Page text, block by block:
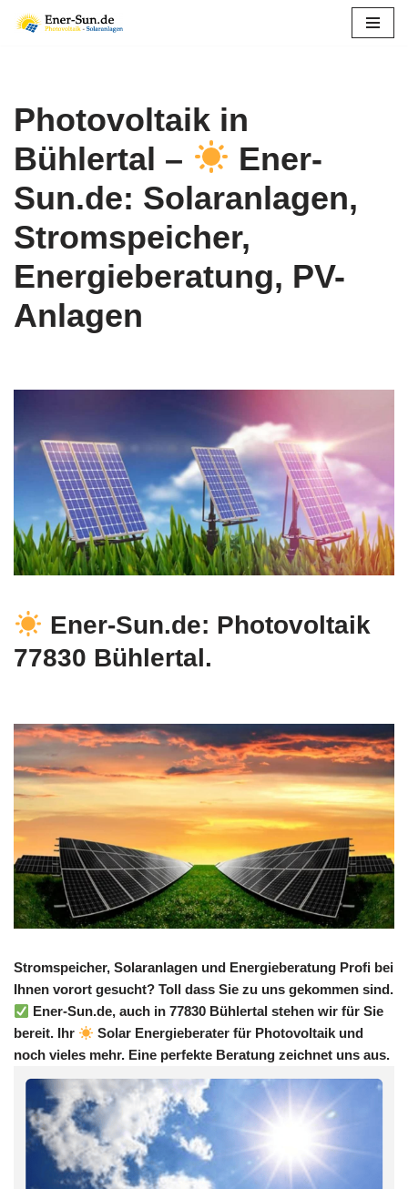
Photovoltaik in
Bühlertal –
Ener-
Sun.de: Solaranlagen,
Stromspeicher,
Energieberatung, PV-
Anlagen
Ener-Sun.de: Photovoltaik
77830 Bühlertal.
Stromspeicher, Solaranlagen und Energieberatung Profi bei
Ihnen vorort gesucht? Toll dass Sie zu uns gekommen sind.
Ener-Sun.de, auch in 77830 Bühlertal stehen wir für Sie
bereit. Ihr
Solar Energieberater für Photovoltaik und
noch vieles mehr. Eine perfekte Beratung zeichnet uns aus.